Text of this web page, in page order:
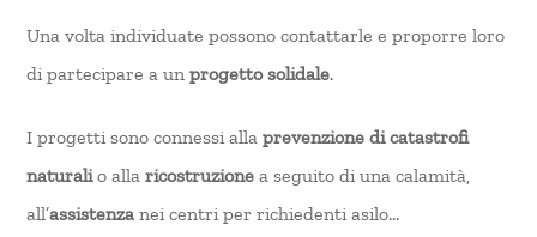
Una volta individuate possono contattarle e proporre loro
di partecipare a unprogetto solidale.
I progetti sono connessi allaprevenzione di catastrofi
naturalio allaricostruzione a seguito di una calamità,
all’assistenza nei centri per richiedenti asilo…